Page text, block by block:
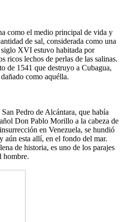
como el medio principal de vida y
de sal, considerada como una
XVI estuvo habitada por
ricos lechos de perlas de las salinas.
de 1541 que destruyo a Cubagua,
como aquélla.
Pedro de Alcántara, que había
Don Pablo Morillo a la cabeza de
en Venezuela, se hundió
aún esta allí, en el fondo del mar.
de historia, es uno de los parajes
hombre.